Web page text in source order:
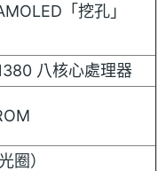
「挖孔」
八核心處理器
圈）